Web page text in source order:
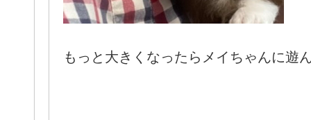
もっと大きくなったらメイちゃんに遊